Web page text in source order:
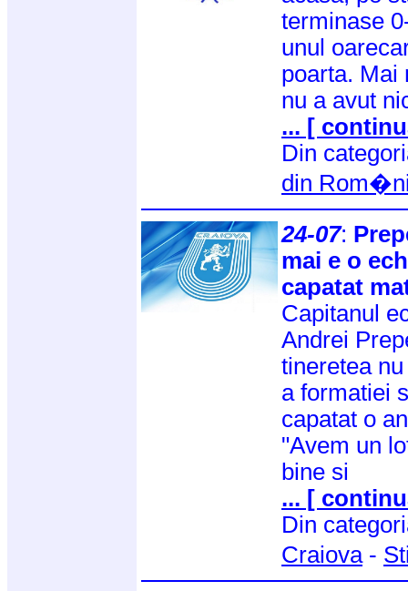
terminase
unul
poarta. Mai
nu a avut
... [
Din
din
24-07:
mai e o
capatat
Capitanul
Andrei
tineretea
a formatiei
capatat o
"Avem un
bine si
... [
Din
Craiova-